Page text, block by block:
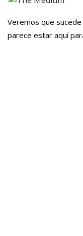
Veremos que
parece estar aquí